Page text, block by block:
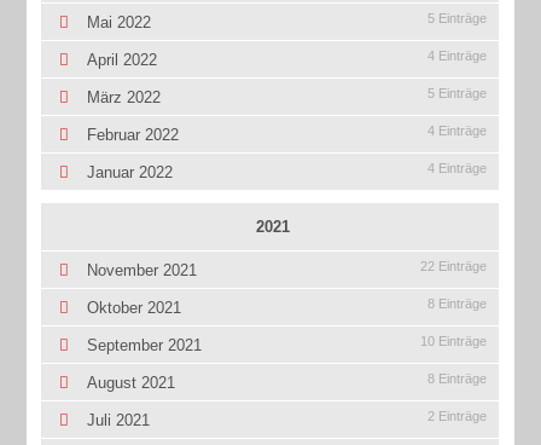
Mai 2022 5 Einträge
April 2022 4 Einträge
März 2022 5 Einträge
Februar 2022 4 Einträge
Januar 2022 4 Einträge
2021
November 2021 22 Einträge
Oktober 2021 8 Einträge
September 2021 10 Einträge
August 2021 8 Einträge
Juli 2021 2 Einträge